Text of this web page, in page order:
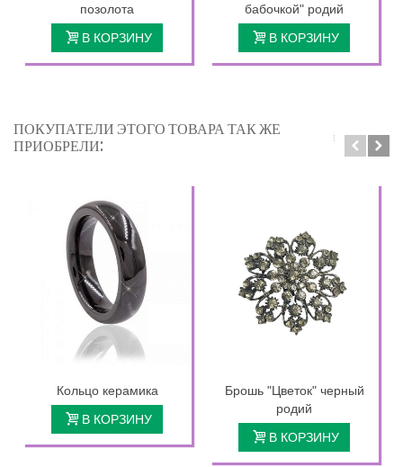
позолота
В КОРЗИНУ
бабочкой" родий
В КОРЗИНУ
ПОКУПАТЕЛИ ЭТОГО ТОВАРА ТАК ЖЕ
ПРИОБРЕЛИ:
Кольцо керамика
В КОРЗИНУ
Брошь "Цветок" черный
родий
В КОРЗИНУ